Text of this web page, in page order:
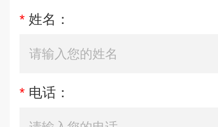
* 姓名：
* 电话：